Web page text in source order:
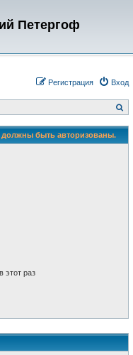
Петергоф
Вход
Регистрация
о
с
быть авторизованы.
этот раз